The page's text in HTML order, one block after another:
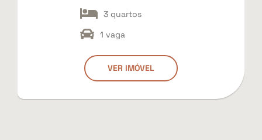
3 quartos
1 vaga
VER IMÓVEL